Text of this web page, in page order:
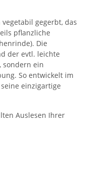
gegerbt, das
pflanzliche
Die
der evtl. leichte
sondern ein
So entwickelt im
einzigartige
Auslesen Ihrer